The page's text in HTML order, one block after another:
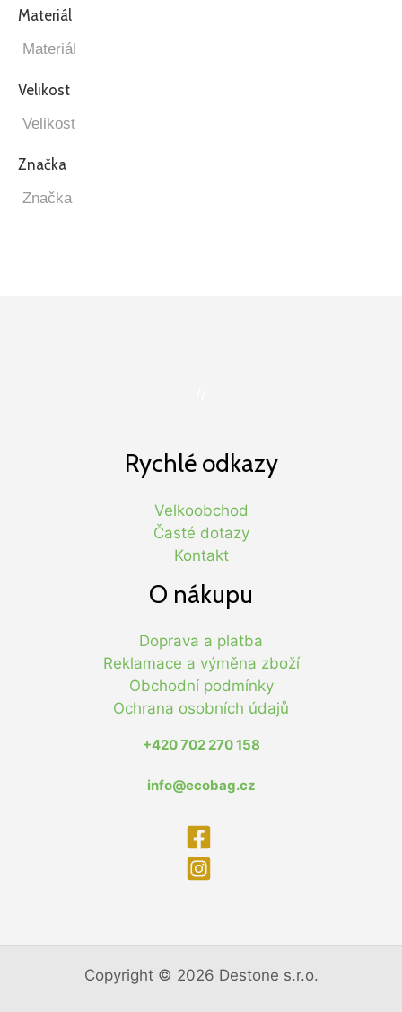
Materiál
Velikost
Značka
Rychlé odkazy
Velkoobchod
Časté dotazy
Kontakt
O nákupu
Doprava a platba
Reklamace a výměna zboží
Obchodní podmínky
Ochrana osobních údajů
+420 702 270 158
info@ecobag.cz
Copyright © 2026 Destone s.r.o.